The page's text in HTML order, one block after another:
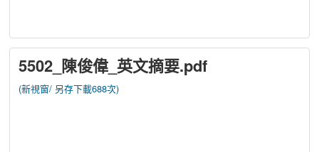
5502_陳俊偉_英文摘要.pdf
(新視窗/ 另存下載688次)